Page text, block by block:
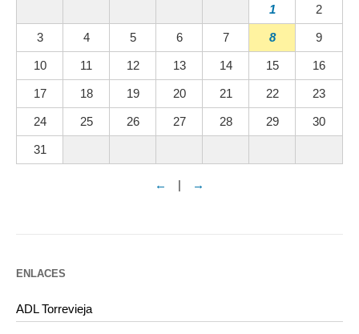
1 2
3 4 5 6 7 8 9
10 11 12 13 14 15 16
17 18 19 20 21 22 23
24 25 26 27 28 29 30
31
← →
ENLACES
ADL Torrevieja